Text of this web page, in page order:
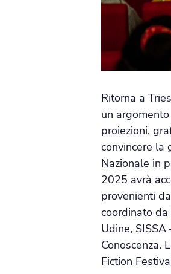
Ritorna a
un
proiezioni,
convincere la
Nazionale in
2025 avrà
provenienti
coordinato
Udine,
Conoscenza.
Fiction